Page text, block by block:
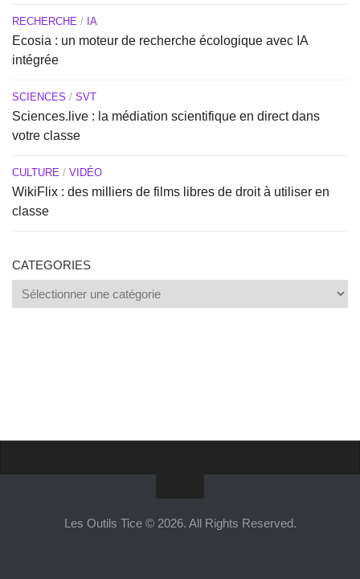
RECHERCHE / IA
Ecosia : un moteur de recherche écologique avec IA
intégrée
SCIENCES / SVT
Sciences.live : la médiation scientifique en direct dans
votre classe
CULTURE / VIDÉO
WikiFlix : des milliers de films libres de droit à utiliser en
classe
CATEGORIES
Categories
Annoncer sur Outils Tice
Les Outils Tice © 2026. All Rights Reserved.